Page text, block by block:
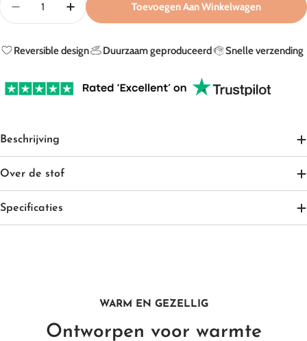
niet
Aantal Verlagen Voor Teddy Muts In Off-White
Aantal Verhogen Voor Teddy Muts In Off-
Toevoegen Aan Winkelwagen
Reversible design Duurzaam geproduceerd Snelle verzending
Beschrijving
Over de stof
Specificaties
WARM EN GEZELLIG
Ontworpen voor warmte